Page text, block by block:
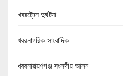
খবরট্রেন দুর্ঘটনা
খবরনাগরিক সাংবাদিক
খবরনারায়ণগঞ্জ সংসদীয় আসন